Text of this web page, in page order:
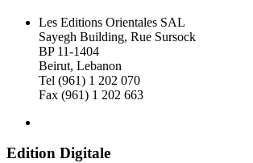
Les Editions Orientales SAL
Sayegh Building, Rue Sursock
BP 11-1404
Beirut, Lebanon
Tel (961) 1 202 070
Fax (961) 1 202 663
Edition Digitale